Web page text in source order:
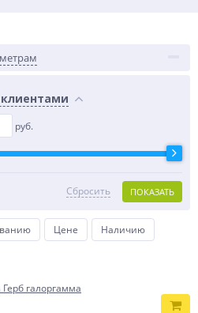
руб.
ПОКАЗАТЬ
Сбросить
Цене
Наличию
галоргамма